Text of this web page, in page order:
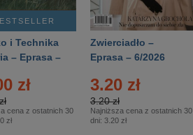
i Technika
– Eprasa –
zł
cena z ostatnich 30
zł
Zwierciadło –
Eprasa – 6/2026
3.20 zł
3.20 zł
Najniższa cena z ostatnich 30
dni: 3.20 zł